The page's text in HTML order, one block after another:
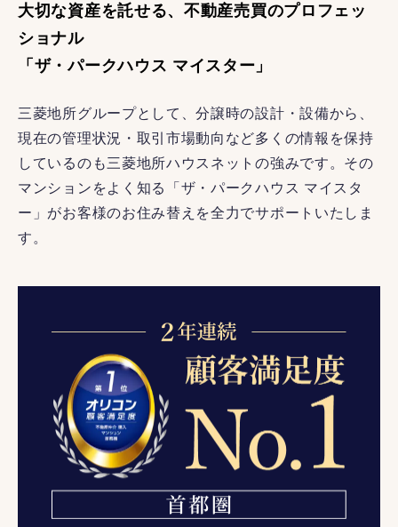
大切な資産を託せる、不動産売買のプロフェッ
ショナル
「ザ・パークハウス マイスター」
三菱地所グループとして、分譲時の設計・設備から、
現在の管理状況・取引市場動向など多くの情報を保持
しているのも三菱地所ハウスネットの強みです。その
マンションをよく知る「ザ・パークハウス マイスタ
ー」がお客様のお住み替えを全力でサポートいたしま
す。